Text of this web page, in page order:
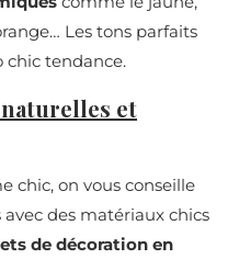
Les tons parfaits
chic tendance.
et
chic, on vous conseille
des matériaux chics
de décoration en